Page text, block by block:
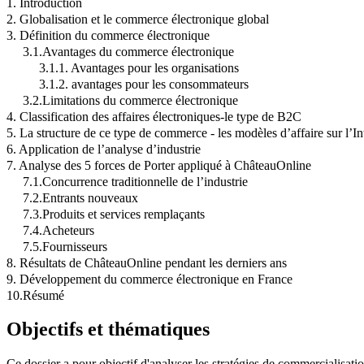
2. Globalisation et le commerce électronique global
3. Définition du commerce électronique
3.1.Avantages du commerce électronique
3.1.1. Avantages pour les organisations
3.1.2. avantages pour les consommateurs
3.2.Limitations du commerce électronique
4. Classification des affaires électroniques-le type de B2C
5. La structure de ce type de commerce - les modèles d’affaire sur
6. Application de l’analyse d’industrie
7. Analyse des 5 forces de Porter appliqué à ChâteauOnline
7.1.Concurrence traditionnelle de l’industrie
7.2.Entrants nouveaux
7.3.Produits et services remplaçants
7.4.Acheteurs
7.5.Fournisseurs
8. Résultats de ChâteauOnline pendant les derniers ans
9. Développement du commerce électronique en France
10.Résumé
Objectifs et thématiques